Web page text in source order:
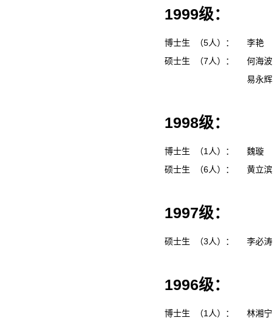
1999级：
博士生 （5人）：
李艳
硕士生 （7人）：
何海
易永
1998级：
博士生 （1人）：
魏璇
硕士生 （6人）：
黄立
1997级：
硕士生 （3人）： 李必
1996级：
博士生 （1人）：
林湘